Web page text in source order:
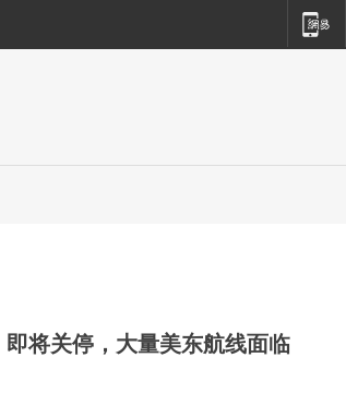
即将关停，大量美东航线面临